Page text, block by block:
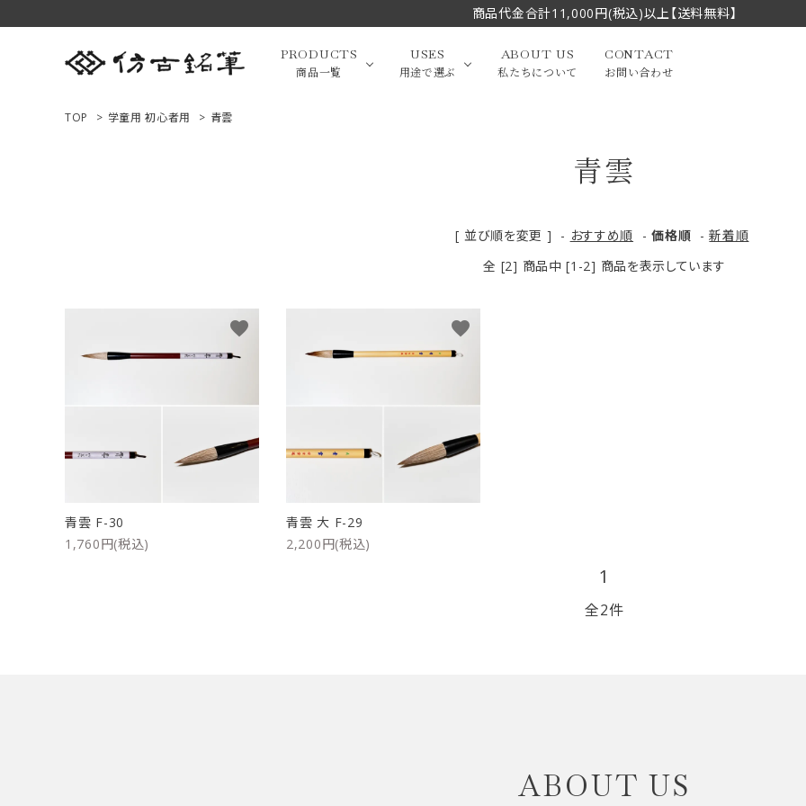
商品代金合計11,000円(税込)以上【送料無料】
PRODUCTS
商品一覧
大中筆（半切・条幅以
小筆
限定品・セット品
USES
用途で選ぶ
漢字
写経・御朱印 画筆・絵てがみ
贈り物（限定セット） 洗浄剤・その他
リップブラシ
ABOUT US
私たちについて
CONTACT
お問い合わせ
用途で選ぶ
ご利用ガイド
特定商取引法について
TOP > 学童用 初心者用 > 青雲
青雲
[ 並び順を変更 ] - おすすめ順 -価格順 -新着順
全 [2] 商品中 [1-2] 商品を表示しています
青雲 F-30
1,760円(税込)
favorite
青雲 大 F-29
2,200円(税込)
favorite
1
全2件
ABOUT US